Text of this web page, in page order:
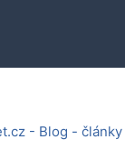
- Blog - články